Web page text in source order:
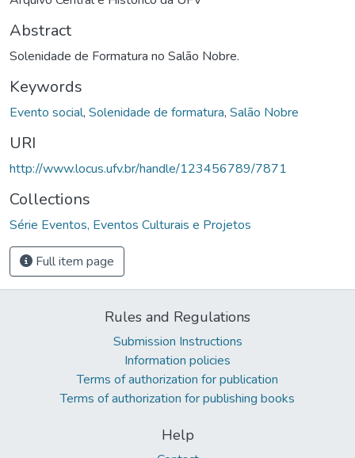
Abstract
Solenidade de Formatura no Salão Nobre.
Keywords
Evento social, Solenidade de formatura, Salão Nobre
URI
http://www.locus.ufv.br/handle/123456789/7871
Collections
Série Eventos, Eventos Culturais e Projetos
Full item page
Rules and Regulations
Submission Instructions
Information policies
Terms of authorization for publication
Terms of authorization for publishing books
Help